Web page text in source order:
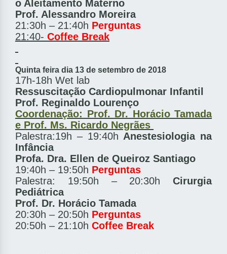
o Aleitamento Materno
Prof. Alessandro Moreira
21:30h – 21:40h Perguntas
21:40- Coffee Break
Quinta feira dia 13 de setembro de 2018
17h-18h Wet lab
Ressuscitação Cardiopulmonar Infantil
Prof. Reginaldo Lourenço
Coordenação: Prof. Dr. Horácio Tamada
e Prof. Ms. Ricardo Negrães
Palestra:19h – 19:40h Anestesiologia na
Infância
Profa. Dra. Ellen de Queiroz Santiago
19:40h – 19:50h Perguntas
Palestra: 19:50h – 20:30h Cirurgia
Pediátrica
Prof. Dr. Horácio Tamada
20:30h – 20:50h Perguntas
20:50h – 21:10h Coffee Break